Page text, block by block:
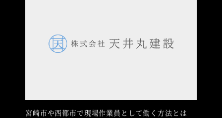
宮崎市や西都市で現場作業員として働く方法とは